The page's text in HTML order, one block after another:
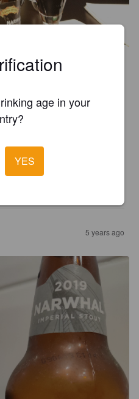
2017(?) that I gave a 4(?) to.
5 years ago
age in your
YES